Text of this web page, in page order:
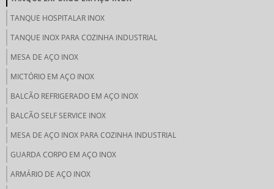
TANQUE HOSPITALAR INOX
TANQUE INOX PARA COZINHA INDUSTRIAL
MESA DE AÇO INOX
MICTÓRIO EM AÇO INOX
BALCÃO REFRIGERADO EM AÇO INOX
BALCÃO SELF SERVICE INOX
MESA DE AÇO INOX PARA COZINHA INDUSTRIAL
GUARDA CORPO EM AÇO INOX
ARMÁRIO DE AÇO INOX